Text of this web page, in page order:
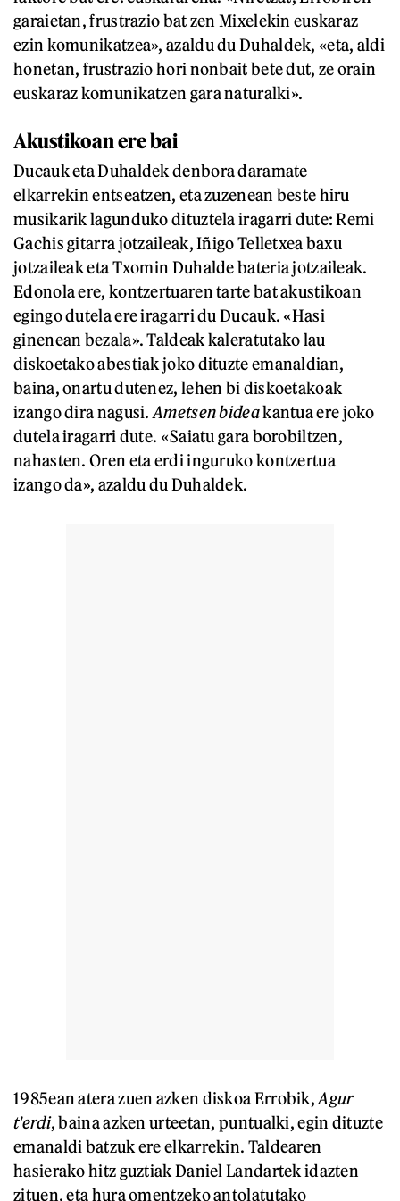
garaietan, frustrazio bat zen Mixelekin euskaraz
ezin komunikatzea», azaldu du Duhaldek, «eta, aldi
honetan, frustrazio hori nonbait bete dut, ze orain
euskaraz komunikatzen gara naturalki».
Akustikoan ere bai
Ducauk eta Duhaldek denbora daramate
elkarrekin entseatzen, eta zuzenean beste hiru
musikarik lagunduko dituztela iragarri dute: Remi
Gachis gitarra jotzaileak, Iñigo Telletxea baxu
jotzaileak eta Txomin Duhalde bateria jotzaileak.
Edonola ere, kontzertuaren tarte bat akustikoan
egingo dutela ere iragarri du Ducauk. «Hasi
ginenean bezala». Taldeak kaleratutako lau
diskoetako abestiak joko dituzte emanaldian,
baina, onartu dutenez, lehen bi diskoetakoak
izango dira nagusi.Ametsen bideakantua ere joko
dutela iragarri dute. «Saiatu gara borobiltzen,
nahasten. Oren eta erdi inguruko kontzertua
izango da», azaldu du Duhaldek.
1985ean atera zuen azken diskoa Errobik,Agur
t'erdi, baina azken urteetan, puntualki, egin dituzte
emanaldi batzuk ere elkarrekin. Taldearen
hasierako hitz guztiak Daniel Landartek idazten
zituen, eta hura omentzeko antolatutako